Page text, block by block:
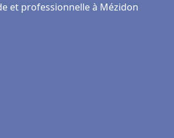
et professionnelle à Mézidon